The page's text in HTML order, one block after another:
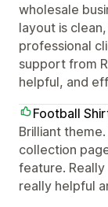
wholesale
layout is
professional
support from
helpful, and
Football
Brilliant
collection
feature.
really helpful